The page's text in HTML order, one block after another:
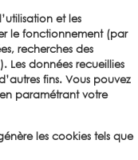
et les
le fonctionnement (par
recherches des
Les données recueillies
fins. Vous pouvez
paramétrant votre
les cookies tels que